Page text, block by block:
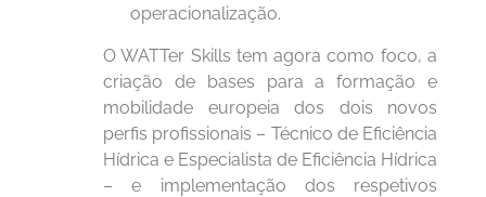
operacionalização.
O WATTer Skills tem agora como foco, a
criação de bases para a formação e
mobilidade europeia dos dois novos
perfis profissionais – Técnico de Eficiência
Hídrica e Especialista de Eficiência Hídrica
– e implementação dos respetivos